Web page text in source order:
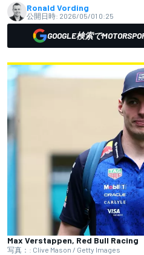
Ronald Vording
公開日時: 2026/05/01 0:25
GOOGLE検索で
Max Verstappen, Red Bull Racing
写真：: Clive Mason / Getty Images